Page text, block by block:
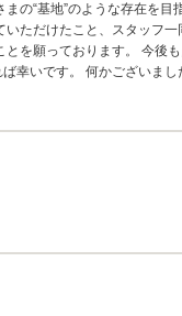
の“基地”のような存在を目
ただけたこと、スタッフ一
を願っております。 今後
幸いです。 何かございま